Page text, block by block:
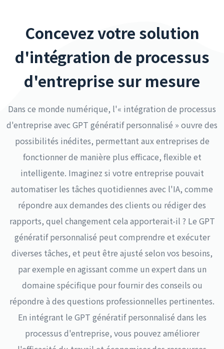
Concevez votre solution
d'intégration de processus
d'entreprise sur mesure
Dans ce monde numérique, l'« intégration de processus
d'entreprise avec GPT génératif personnalisé » ouvre des
possibilités inédites, permettant aux entreprises de
fonctionner de manière plus efficace, flexible et
intelligente. Imaginez si votre entreprise pouvait
automatiser les tâches quotidiennes avec l'IA, comme
répondre aux demandes des clients ou rédiger des
rapports, quel changement cela apporterait-il ? Le GPT
génératif personnalisé peut comprendre et exécuter
diverses tâches, et peut être ajusté selon vos besoins,
par exemple en agissant comme un expert dans un
domaine spécifique pour fournir des conseils ou
répondre à des questions professionnelles pertinentes.
En intégrant le GPT génératif personnalisé dans les
processus d'entreprise, vous pouvez améliorer